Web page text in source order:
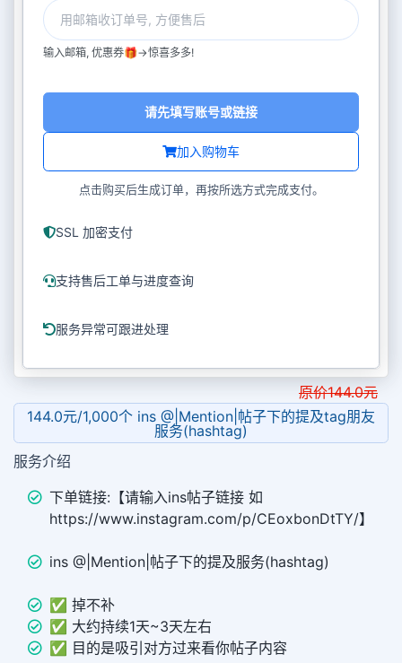
输入邮箱, 优惠券🎁->惊喜多多!
加入购物车
请先填写账号或链接
点击购买后生成订单，再按所选方式完成支付。
SSL 加密支付
支持售后工单与进度查询
服务异常可跟进处理
原价144.0元
144.0元/1,000个 ins @|Mention|帖子下的提及tag朋友
服务(hashtag)
服务介绍
下单链接:【请输入ins帖子链接 如
https://www.instagram.com/p/CEoxbonDtTY/】
ins @|Mention|帖子下的提及服务(hashtag)
✅ 掉不补
✅ 大约持续1天~3天左右
✅ 目的是吸引对方过来看你帖子内容